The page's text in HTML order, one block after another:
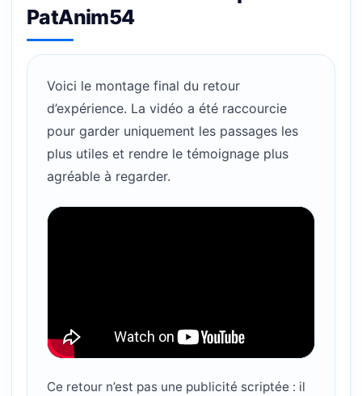
PatAnim54
Voici le montage final du retour
d’expérience. La vidéo a été raccourcie
pour garder uniquement les passages les
plus utiles et rendre le témoignage plus
agréable à regarder.
Ce retour n’est pas une publicité scriptée : il